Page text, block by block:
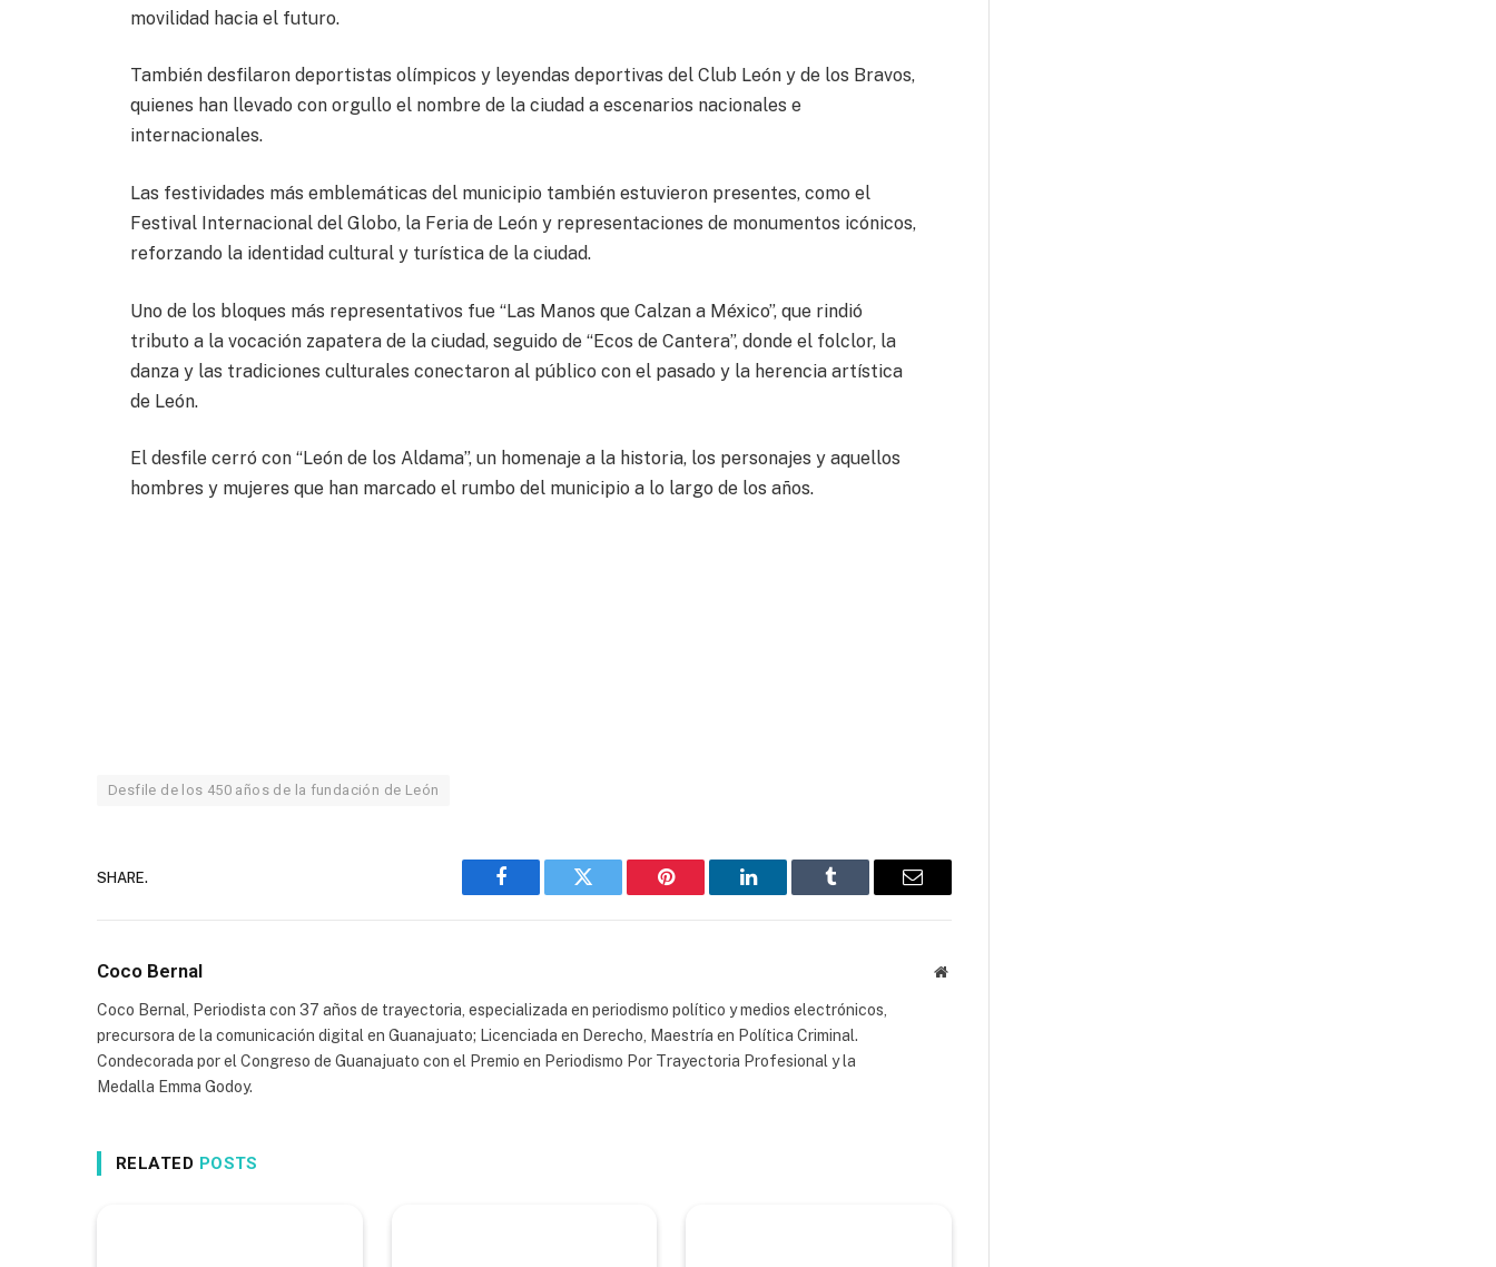
movilidad hacia el futuro.
También desfilaron deportistas olímpicos y leyendas deportivas del Club León y de los Bravos,
quienes han llevado con orgullo el nombre de la ciudad a escenarios nacionales e
internacionales.
Las festividades más emblemáticas del municipio también estuvieron presentes, como el
Festival Internacional del Globo, la Feria de León y representaciones de monumentos icónicos,
reforzando la identidad cultural y turística de la ciudad.
Uno de los bloques más representativos fue “Las Manos que Calzan a México”, que rindió
tributo a la vocación zapatera de la ciudad, seguido de “Ecos de Cantera”, donde el folclor, la
danza y las tradiciones culturales conectaron al público con el pasado y la herencia artística
de León.
El desfile cerró con “León de los Aldama”, un homenaje a la historia, los personajes y aquellos
hombres y mujeres que han marcado el rumbo del municipio a lo largo de los años.
Desfile de los 450 años de la fundación de León
SHARE.
Facebook Twitter Pinterest LinkedIn Tumblr Email
Coco Bernal Website
Coco Bernal, Periodista con 37 años de trayectoria, especializada en periodismo político y medios electrónicos,
precursora de la comunicación digital en Guanajuato; Licenciada en Derecho, Maestría en Política Criminal.
Condecorada por el Congreso de Guanajuato con el Premio en Periodismo Por Trayectoria Profesional y la
Medalla Emma Godoy.
RELATED POSTS